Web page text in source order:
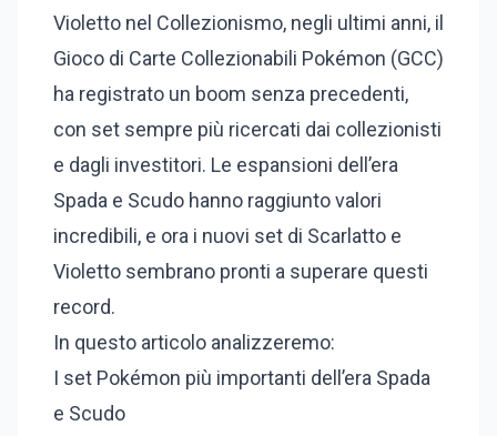
Violetto nel Collezionismo, negli ultimi anni, il
Gioco di Carte Collezionabili Pokémon (GCC)
ha registrato un boom senza precedenti,
con set sempre più ricercati dai collezionisti
e dagli investitori. Le espansioni dell’era
Spada e Scudo hanno raggiunto valori
incredibili, e ora i nuovi set di Scarlatto e
Violetto sembrano pronti a superare questi
record.
In questo articolo analizzeremo:
I set Pokémon più importanti dell’era Spada
e Scudo